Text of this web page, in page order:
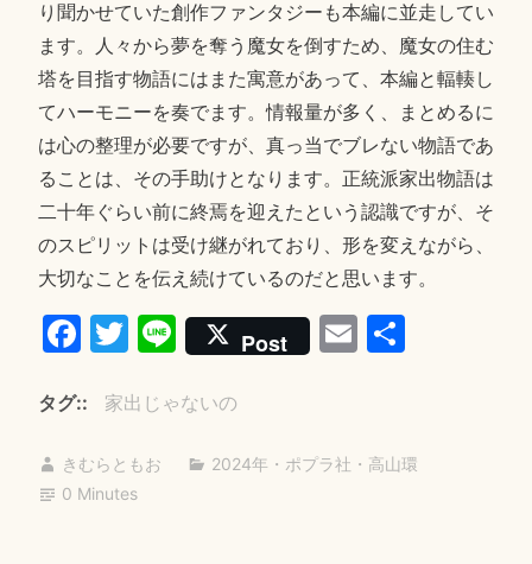
り聞かせていた創作ファンタジーも本編に並走してい
ます。人々から夢を奪う魔女を倒すため、魔女の住む
塔を目指す物語にはまた寓意があって、本編と輻輳し
てハーモニーを奏でます。情報量が多く、まとめるに
は心の整理が必要ですが、真っ当でブレない物語であ
ることは、その手助けとなります。正統派家出物語は
二十年ぐらい前に終焉を迎えたという認識ですが、そ
のスピリットは受け継がれており、形を変えながら、
大切なことを伝え続けているのだと思います。
Fa
bo
ok
T
tte
r
Li
ne
Post E 共
タグ: 家出じゃないの
きむらともお 2024年 ・ ポプラ社 ・ 高山環
0 Minutes